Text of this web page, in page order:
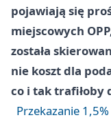
pojawiają się
miejscowych
została
nie koszt dla
co i tak trafiłoby
Przekazanie